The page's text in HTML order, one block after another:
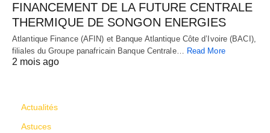
FINANCEMENT DE LA FUTURE CENTRALE
THERMIQUE DE SONGON ENERGIES
Atlantique Finance (AFIN) et Banque Atlantique Côte d’Ivoire (BACI),
filiales du Groupe panafricain Banque Centrale… Read More
2 mois ago
Actualités
Astuces